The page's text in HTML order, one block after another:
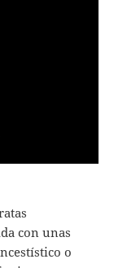
con unas
o